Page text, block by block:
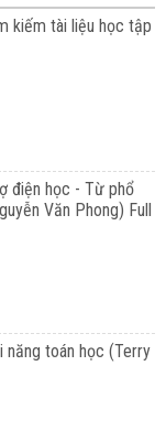
kiếm tài liệu học tập
điện học - Từ phổ
Văn Phong) Full
năng toán học (Terry